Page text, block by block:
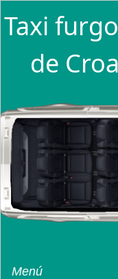
Taxi
de
Menú